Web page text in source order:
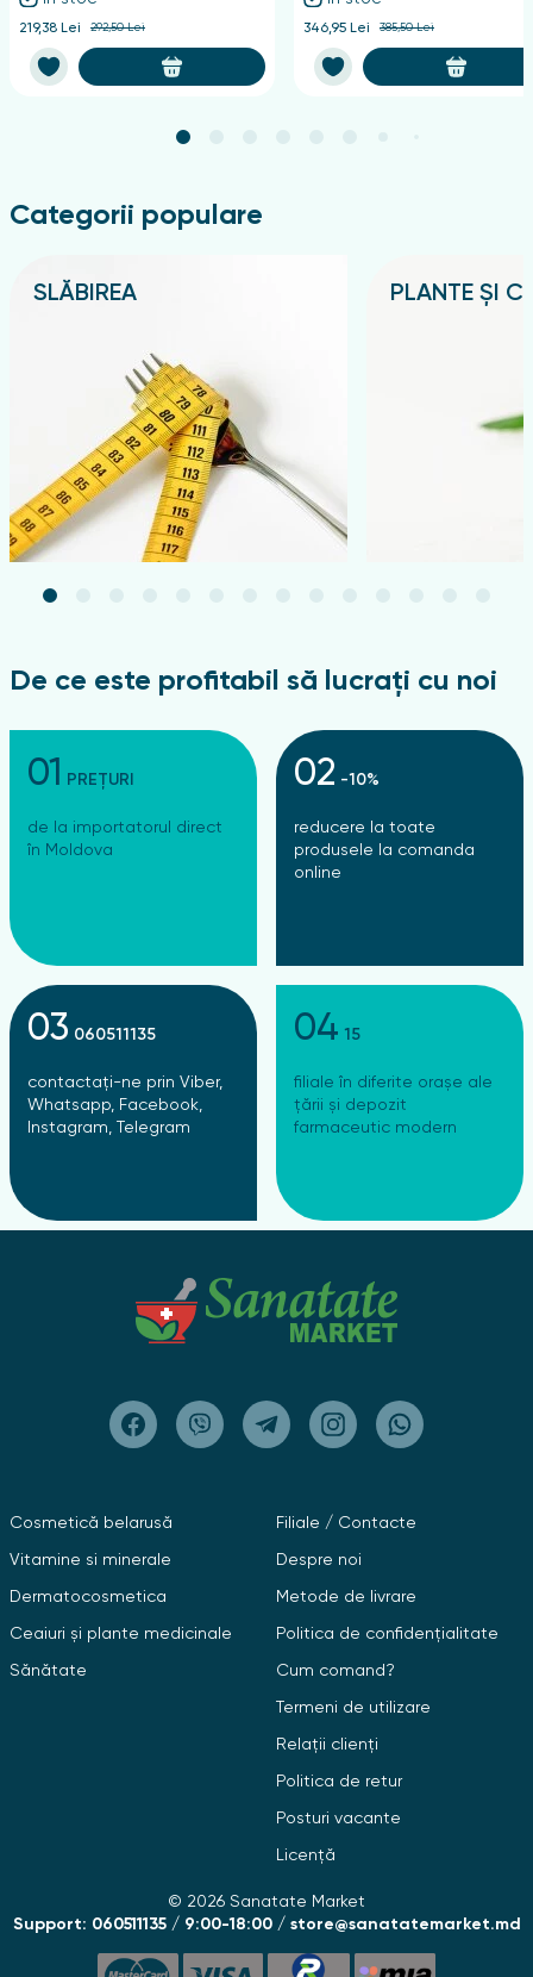
219,38 Lei 292,50 Lei 346,95 Lei 385,50 Lei
Categorii populare
SLĂBIREA PLANTE ȘI
De ce este profitabil să lucrați cu noi
01 PREȚURI
de la importatorul direct
în Moldova
02 -10%
reducere la toate
produsele la comanda
online
03 060511135
contactați-ne prin Viber,
Whatsapp, Facebook,
Instagram, Telegram
04 15
filiale în diferite orașe ale
țării și depozit
farmaceutic modern
Cosmetică belarusă
Vitamine si minerale
Dermatocosmetica
Ceaiuri și plante medicinale
Sănătate
Filiale / Contacte
Despre noi
Metode de livrare
Politica de confidențialitate
Cum comand?
Termeni de utilizare
Relații clienți
Politica de retur
Posturi vacante
Licență
© 2026 Sanatate Market
Support: 060511135 / 9:00-18:00 / store@sanatatemarket.md